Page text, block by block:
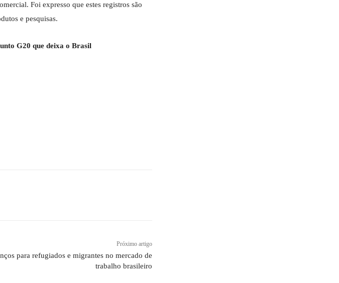
Foi expresso que estes registros são
e pesquisas.
G20 que deixa o Brasil
Próximo artigo
para refugiados e migrantes no mercado de
trabalho brasileiro